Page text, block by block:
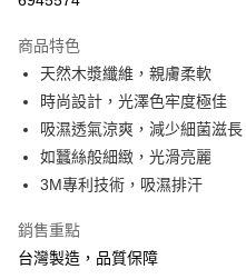
合作金庫商業銀行
華南商業銀行
上海商業儲蓄銀行
國泰世華商業銀行
臺灣中小企業銀行
匯豐（台灣）商業銀行
聯邦商業銀行
元大商業銀行
台新國際商業銀行
超商取貨付款
LINE Pay
Apple Pay
悠遊付
Google Pay
全盈+PAY
商品特色
天然木漿纖維，親膚柔軟
時尚設計，光澤色牢度極佳
吸濕透氣涼爽，減少細菌滋長
如蠶絲般細緻，光滑亮麗
3M專利技術，吸濕排汗
銷售重點
台灣製造，品質保障